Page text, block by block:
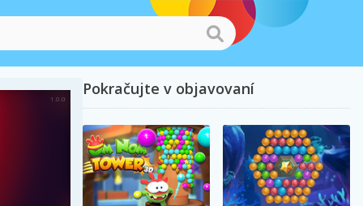
Pokračujte v objavovaní